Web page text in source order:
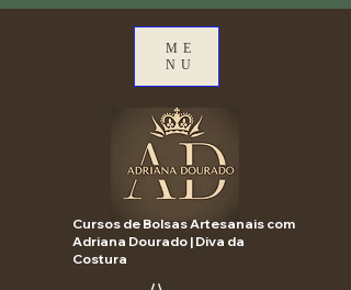
ME
NU
Cursos de Bolsas Artesanais com
Adriana Dourado | Diva da
Costura